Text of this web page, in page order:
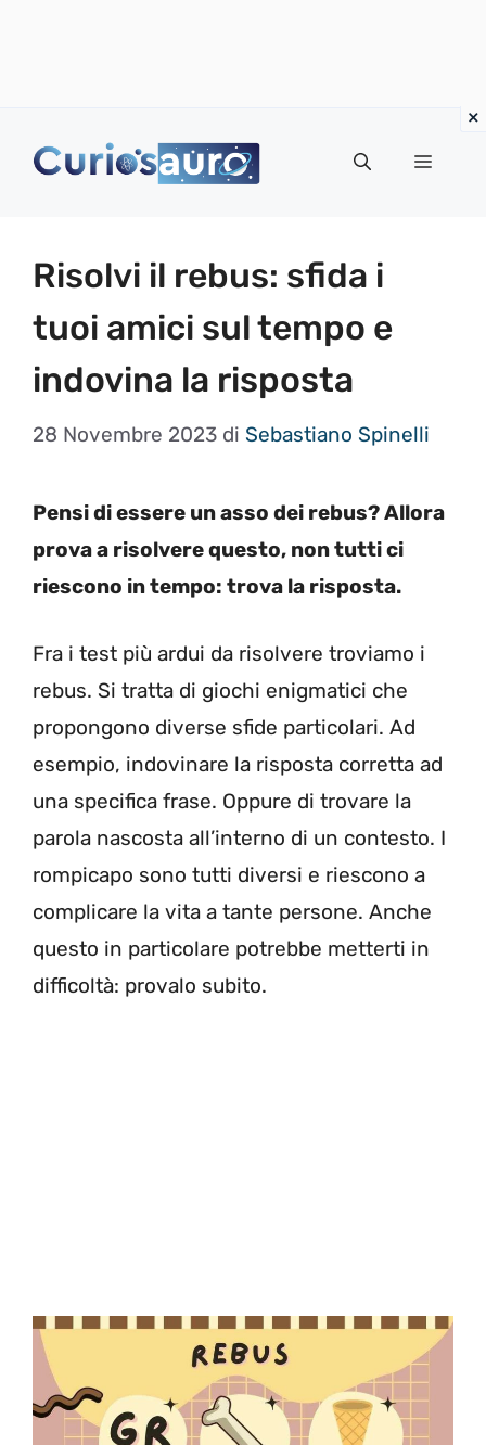
Menu
Risolvi il rebus: sfida i
tuoi amici sul tempo e
indovina la risposta
28 Novembre 2023 di Sebastiano Spinelli
Pensi di essere un asso dei rebus? Allora
prova a risolvere questo, non tutti ci
riescono in tempo: trova la risposta.
Fra i test più ardui da risolvere troviamo i
rebus. Si tratta di giochi enigmatici che
propongono diverse sfide particolari. Ad
esempio, indovinare la risposta corretta ad
una specifica frase. Oppure di trovare la
parola nascosta all’interno di un contesto. I
rompicapo sono tutti diversi e riescono a
complicare la vita a tante persone. Anche
questo in particolare potrebbe metterti in
difficoltà: provalo subito.